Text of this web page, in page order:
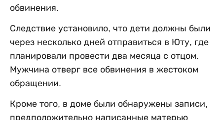
обвинения.
Следствие установило, что дети должны были
через несколько дней отправиться в Юту, где
планировали провести два месяца с отцом.
Мужчина отверг все обвинения в жестоком
обращении.
Кроме того, в доме были обнаружены записи,
предположительно написанные матерью